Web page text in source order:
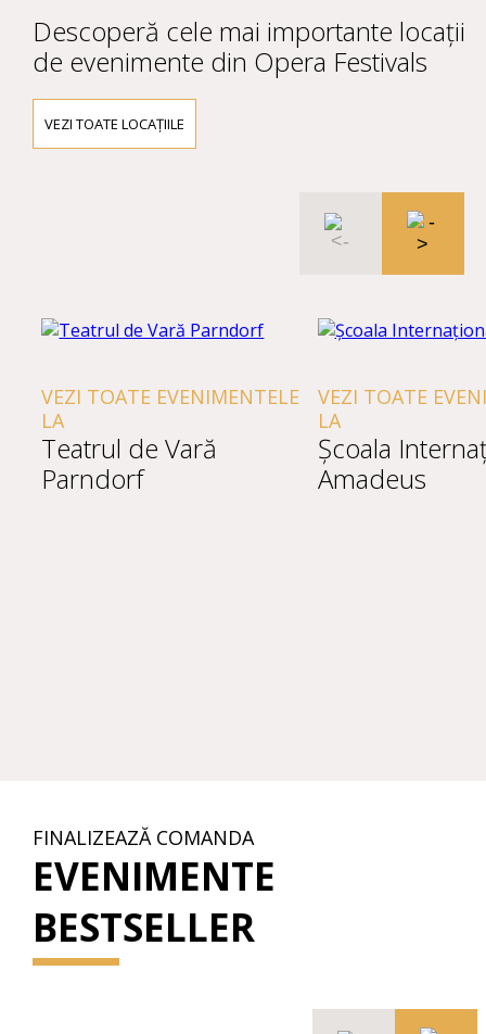
Descoperă cele mai importante locații
de evenimente din Opera Festivals
VEZI TOATE LOCAȚIILE
VEZI TOATE EVENIMENTELE
LA
Teatrul de Vară
Parndorf
VEZI TOATE
LA
Școala
Amadeus
FINALIZEAZĂ COMANDA
EVENIMENTE
BESTSELLER